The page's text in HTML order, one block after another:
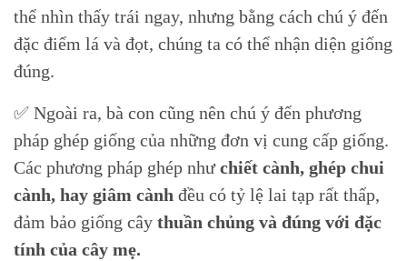
thể nhìn thấy trái ngay, nhưng bằng cách chú ý đến
đặc điểm lá và đọt, chúng ta có thể nhận diện giống
đúng.
✅ Ngoài ra, bà con cũng nên chú ý đến phương
pháp ghép giống của những đơn vị cung cấp giống.
Các phương pháp ghép nhưchiết cành, ghép chui
cành, hay giâm cành đều có tỷ lệ lai tạp rất thấp,
đảm bảo giống cây thuần chủng và đúng với đặc
tính của cây mẹ.